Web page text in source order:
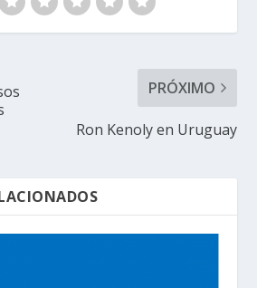
PRÓXIMO
Ron Kenoly en Uruguay